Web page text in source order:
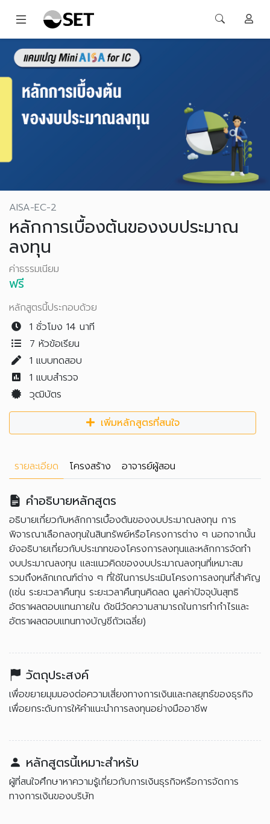
AISA-EC-2
หลักการเบื้องต้นของงบประมาณ
ลงทุน
ค่าธรรมเนียม
ฟรี
หลักสูตรนี้ประกอบด้วย
1 ชั่วโมง 14 นาที
7 หัวข้อเรียน
1 แบบทดสอบ
1 แบบสำรวจ
วุฒิบัตร
เพิ่มหลักสูตรที่สนใจ
รายละเอียด โครงสร้าง อาจารย์ผู้สอน
คำอธิบายหลักสูตร
อธิบายเกี่ยวกับหลักการเบื้องต้นของงบประมาณลงทุน การ
พิจารณาเลือกลงทุนในสินทรัพย์หรือโครงการต่าง ๆ นอกจากนั้น
ยังอธิบายเกี่ยวกับประเภทของโครงการลงทุนและหลักการจัดทำ
งบประมาณลงทุน และแนวคิดของงบประมาณลงทุนที่เหมาะสม
รวมถึงหลักเกณฑ์ต่าง ๆ ที่ใช้ในการประเมินโครงการลงทุนที่สำคัญ
(เช่น ระยะเวลาคืนทุน ระยะเวลาคืนทุนคิดลด มูลค่าปัจจุบันสุทธิ
อัตราผลตอบแทนภายใน ดัชนีวัดความสามารถในการทำกำไรและ
อัตราผลตอบแทนทางบัญชีถัวเฉลี่ย)
วัตถุประสงค์
เพื่อขยายมุมมองต่อความเสี่ยงทางการเงินและกลยุทธ์ของธุรกิจ
เพื่อยกระดับการให้คำแนะนำการลงทุนอย่างมืออาชีพ
หลักสูตรนี้เหมาะสำหรับ
ผู้ที่สนใจศึกษาหาความรู้เกี่ยวกับการเงินธุรกิจหรือการจัดการ
ทางการเงินของบริษัท